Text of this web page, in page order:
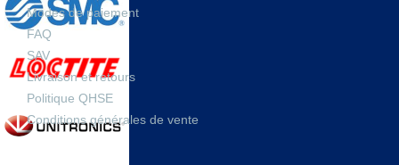
Modes de paiement
FAQ
SAV
Livraison et retours
Politique QHSE
Conditions générales de vente